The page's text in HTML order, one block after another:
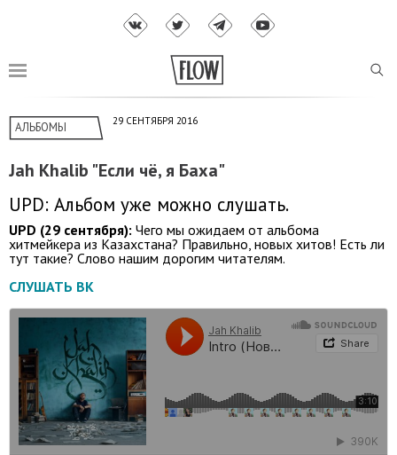
АЛЬБОМЫ 29 СЕНТЯБРЯ 2016
Jah Khalib "Если чё, я Баха"
UPD: Альбом уже можно слушать.
UPD (29 сентября): Чего мы ожидаем от альбома
хитмейкера из Казахстана? Правильно, новых хитов! Есть ли
тут такие? Слово нашим дорогим читателям.
СЛУШАТЬ ВК